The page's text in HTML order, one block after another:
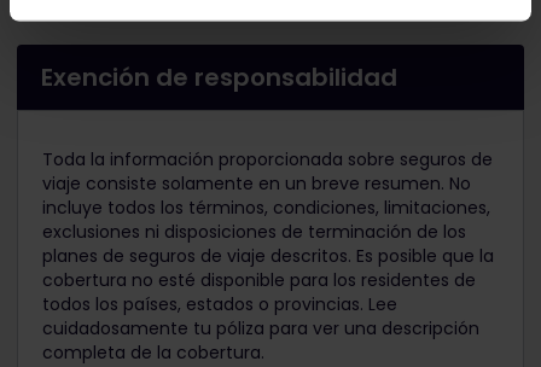
Exención de responsabilidad
Toda la información proporcionada sobre seguros de
viaje consiste solamente en un breve resumen. No
incluye todos los términos, condiciones, limitaciones,
exclusiones ni disposiciones de terminación de los
planes de seguros de viaje descritos. Es posible que la
cobertura no esté disponible para los residentes de
todos los países, estados o provincias. Lee
cuidadosamente tu póliza para ver una descripción
completa de la cobertura.